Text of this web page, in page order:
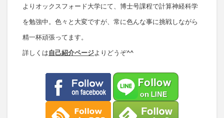
よりオックスフォード大学にて、博士号課程で計算神経科学
を勉強中。色々と大変ですが、常に色んな事に挑戦しながら
精一杯頑張ってます。
詳しくは自己紹介ページよりどうぞ^^